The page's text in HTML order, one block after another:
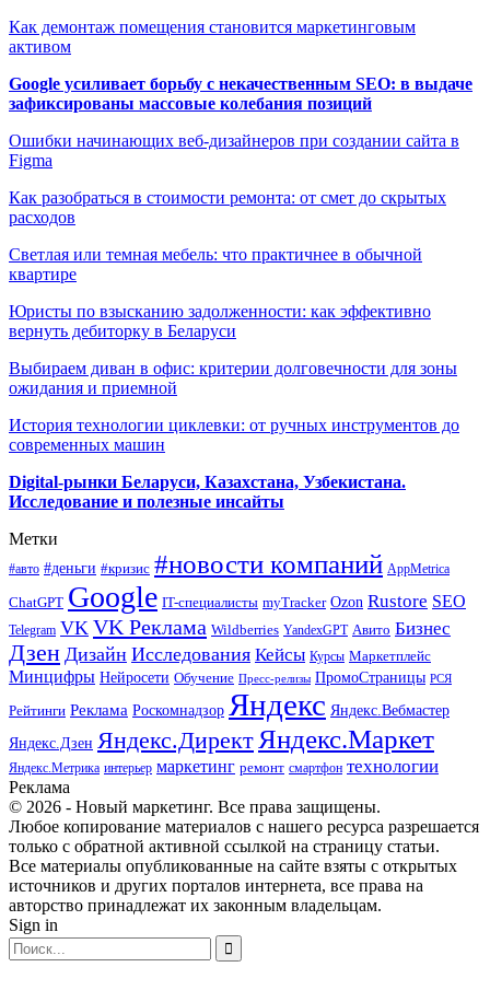
Как демонтаж помещения становится маркетинговым
активом
Google усиливает борьбу с некачественным SEO: в выдаче
зафиксированы массовые колебания позиций
Ошибки начинающих веб-дизайнеров при создании сайта в
Figma
Как разобраться в стоимости ремонта: от смет до скрытых
расходов
Светлая или темная мебель: что практичнее в обычной
квартире
Юристы по взысканию задолженности: как эффективно
вернуть дебиторку в Беларуси
Выбираем диван в офис: критерии долговечности для зоны
ожидания и приемной
История технологии циклевки: от ручных инструментов до
современных машин
Digital-рынки Беларуси, Казахстана, Узбекистана.
Исследование и полезные инсайты
Метки
#авто #деньги #кризис #новости компаний AppMetrica
ChatGPT Google IT-специалисты myTracker Ozon Rustore SEO
Telegram VK VK Реклама Wildberries YandexGPT Авито Бизнес
Дзен Дизайн Исследования Кейсы Курсы Маркетплейс
Минцифры Нейросети Обучение Пресс-релизы ПромоСтраницы РСЯ
Рейтинги Реклама Роскомнадзор Яндекс Яндекс.Вебмастер
Яндекс.Дзен Яндекс.ДиректЯндекс.Маркет
Яндекс.Метрика интерьер маркетинг ремонт смартфон технологии
Реклама
© 2026 - Новый маркетинг. Все права защищены.
Любое копирование материалов с нашего ресурса разрешается
только с обратной активной ссылкой на страницу статьи.
Все материалы опубликованные на сайте взяты с открытых
источников и других порталов интернета, все права на
авторство принадлежат их законным владельцам.
Sign in